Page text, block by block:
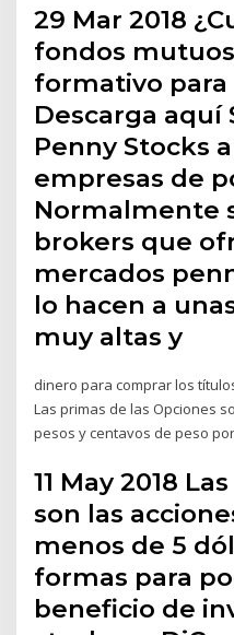
29 Mar 2018
fondos
formativo
Descarga aquí
Penny Stocks
empresas de
Normalmente
brokers que
mercados
lo hacen a
muy altas y
dinero para comprar los
Las primas de las Opciones
pesos y centavos de peso
11 May 2018
son las
menos de 5
formas para
beneficio de